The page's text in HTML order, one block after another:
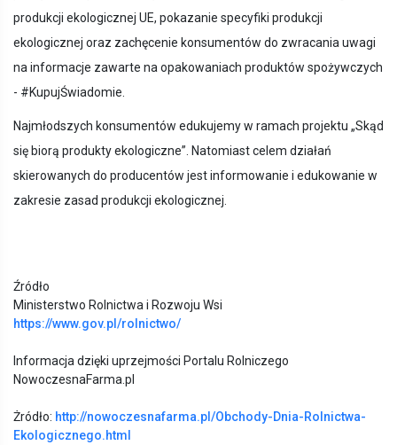
produkcji ekologicznej UE, pokazanie specyfiki produkcji
ekologicznej oraz zachęcenie konsumentów do zwracania uwagi
na informacje zawarte na opakowaniach produktów spożywczych
- #KupujŚwiadomie.
Najmłodszych konsumentów edukujemy w ramach projektu „Skąd
się biorą produkty ekologiczne”. Natomiast celem działań
skierowanych do producentów jest informowanie i edukowanie w
zakresie zasad produkcji ekologicznej.
Źródło
Ministerstwo Rolnictwa i Rozwoju Wsi
https://www.gov.pl/rolnictwo/
Informacja dzięki uprzejmości Portalu Rolniczego
NowoczesnaFarma.pl
Żródło: http://nowoczesnafarma.pl/Obchody-Dnia-Rolnictwa-
Ekologicznego.html